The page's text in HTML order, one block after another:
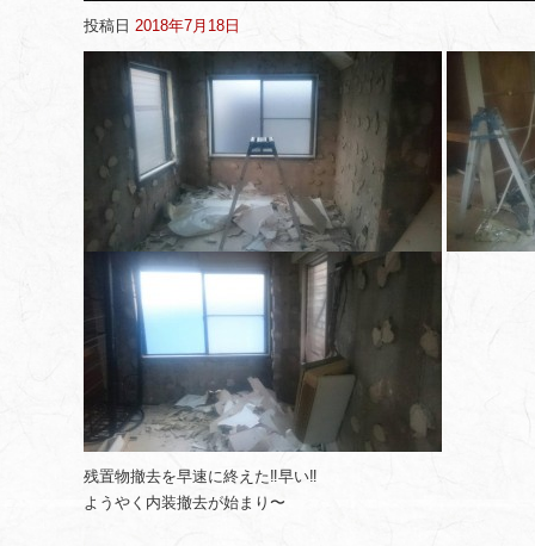
投稿日 2018年7月18日
残置物撤去を早速に終えた‼️早い‼️
ようやく内装撤去が始まり〜